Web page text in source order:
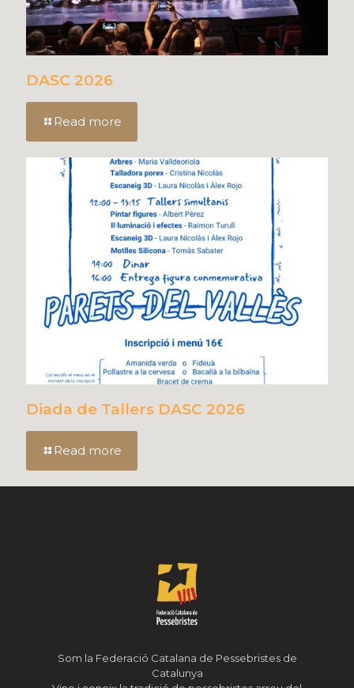
DASC 2026
Read more
Diada de Tallers DASC 2026
Read more
Som la Federació Catalana de Pessebristes de
Catalunya